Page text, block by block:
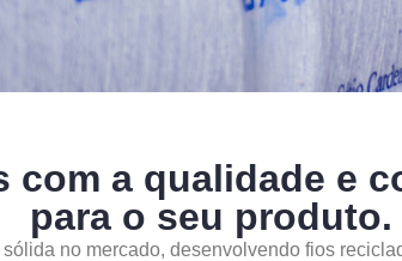
com a qualidade e
para o seu produto.
no mercado, desenvolvendo fios